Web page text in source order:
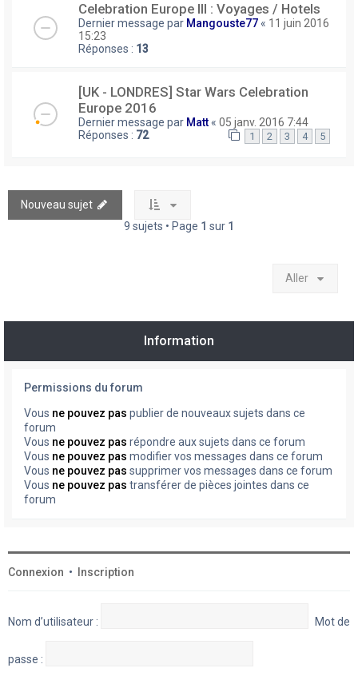
Celebration Europe III : Voyages / Hotels
Dernier message par Mangouste77 « 11 juin 2016
15:23
Réponses : 13
[UK - LONDRES] Star Wars Celebration
Europe 2016
Dernier message par Matt « 05 janv. 2016 7:44
Réponses : 72 1 2 3 4 5
Nouveau sujet
9 sujets • Page 1 sur 1
Aller
Information
Permissions du forum
Vous ne pouvez pas publier de nouveaux sujets dans ce
forum
Vous ne pouvez pas répondre aux sujets dans ce forum
Vous ne pouvez pas modifier vos messages dans ce forum
Vous ne pouvez pas supprimer vos messages dans ce forum
Vous ne pouvez pas transférer de pièces jointes dans ce
forum
Connexion • Inscription
Nom d’utilisateur : Mot de
passe :